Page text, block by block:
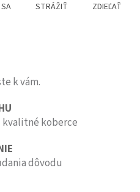
STRÁŽIŤ ZDIEĽAŤ
k vám.
kvalitné koberce
dôvodu